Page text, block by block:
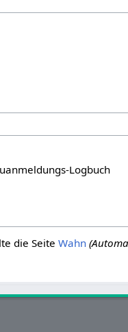
Logbuch
die Seite Wahn